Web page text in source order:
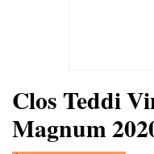
Clos Teddi
Magnum